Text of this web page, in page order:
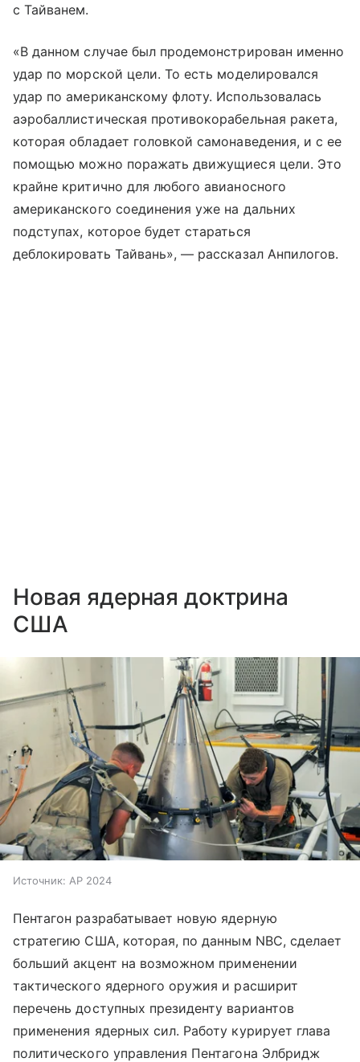
с Тайванем.
«В данном случае был продемонстрирован именно
удар по морской цели. То есть моделировался
удар по американскому флоту. Использовалась
аэробаллистическая противокорабельная ракета,
которая обладает головкой самонаведения, и с ее
помощью можно поражать движущиеся цели. Это
крайне критично для любого авианосного
американского соединения уже на дальних
подступах, которое будет стараться
деблокировать Тайвань», — рассказал Анпилогов.
Новая ядерная доктрина
США
Источник: AP 2024
Пентагон разрабатывает новую ядерную
стратегию США, которая, по данным NBC, сделает
больший акцент на возможном применении
тактического ядерного оружия и расширит
перечень доступных президенту вариантов
применения ядерных сил. Работу курирует глава
политического управления Пентагона Элбридж